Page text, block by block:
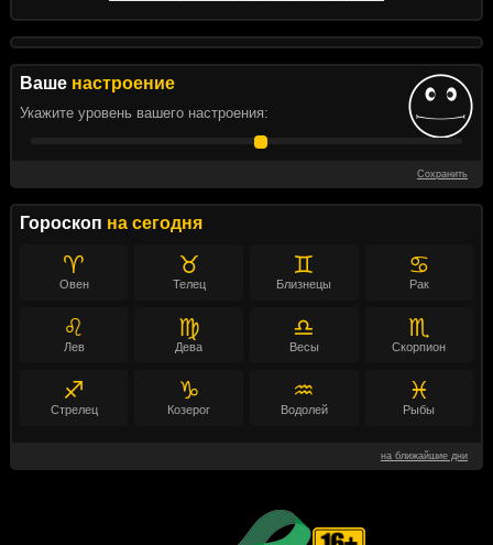
Ваше настроение
Укажите уровень вашего настроения:
Сохранить
Гороскоп на сегодня
♈
Овен
♉
Телец
♊
Близнецы
♋
Рак
♌
Лев
♍
Дева
♎
Весы
♏
Скорпион
♐
Стрелец
♑
Козерог
♒
Водолей
♓
Рыбы
на ближайшие дни